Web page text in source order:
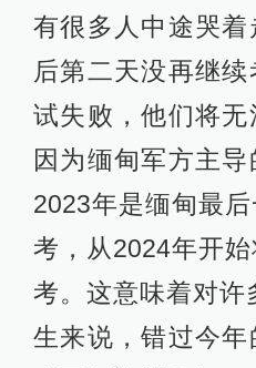
有很多人中途哭
后第二天没再继
试失败，他们将无
因为缅甸军方主导
2023年是缅甸最
考，从2024年开
考。这意味着对许
生来说，错过今